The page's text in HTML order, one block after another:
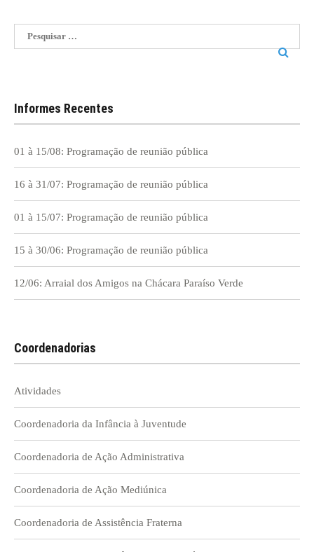
Pesquisar
por:
Informes Recentes
01 à 15/08: Programação de reunião pública
16 à 31/07: Programação de reunião pública
01 à 15/07: Programação de reunião pública
15 à 30/06: Programação de reunião pública
12/06: Arraial dos Amigos na Chácara Paraíso Verde
Coordenadorias
Atividades
Coordenadoria da Infância à Juventude
Coordenadoria de Ação Administrativa
Coordenadoria de Ação Mediúnica
Coordenadoria de Assistência Fraterna